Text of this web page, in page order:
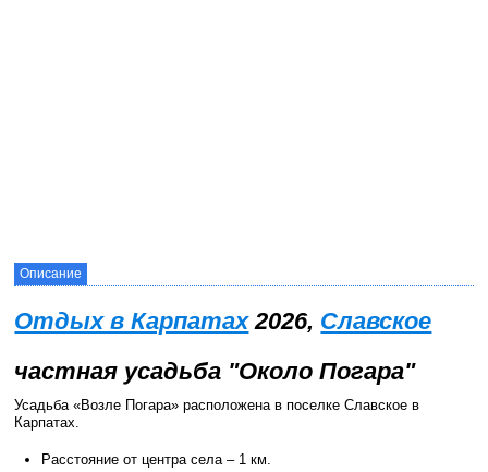
Описание
Отдых в Карпатах2026, Славское
частная усадьба "Около Погара"
Усадьба «Возле Погара» расположена в поселке Славское в
Карпатах.
Расстояние от центра села – 1 км.